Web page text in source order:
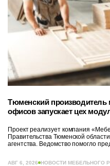
Тюменский производитель
офисов запускает цех
Проект реализует компания
Правительства Тюменской
агентства. Ведомство помогло
АВГ 6, 2026 НОВОСТИ МЕБЕЛЬНОГО